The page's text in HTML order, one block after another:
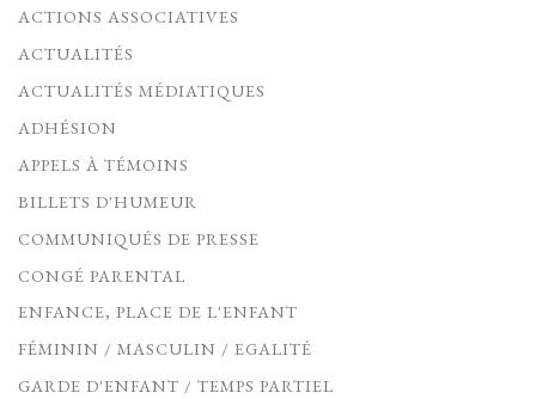
ACTIONS ASSOCIATIVES
ACTUALITÉS
ACTUALITÉS MÉDIATIQUES
ADHÉSION
APPELS À TÉMOINS
BILLETS D'HUMEUR
COMMUNIQUÉS DE PRESSE
CONGÉ PARENTAL
ENFANCE, PLACE DE L'ENFANT
FÉMININ / MASCULIN / EGALITÉ
GARDE D'ENFANT / TEMPS PARTIEL